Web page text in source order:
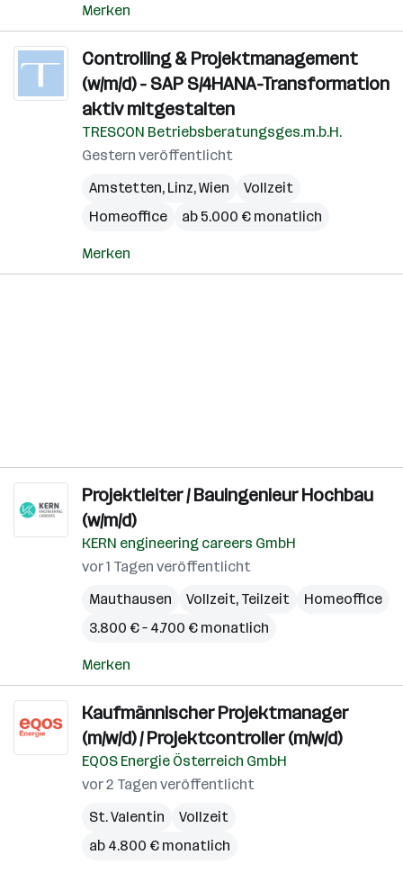
Merken
Controlling & Projektmanagement
(w/m/d) - SAP S/4HANA-Transformation
aktiv mitgestalten
TRESCON Betriebsberatungsges.m.b.H.
Gestern veröffentlicht
Amstetten, Linz,Wien
Vollzeit
Homeoffice
ab 5.000 € monatlich
Merken
Projektleiter / Bauingenieur Hochbau
(w/m/d)
KERN engineering careers GmbH
vor 1 Tagen veröffentlicht
Mauthausen
Vollzeit, Teilzeit
Homeoffice
3.800 € – 4.700 € monatlich
Merken
Kaufmännischer Projektmanager
(m/w/d) / Projektcontroller (m/w/d)
EQOS Energie Österreich GmbH
vor 2 Tagen veröffentlicht
St. Valentin
Vollzeit
ab 4.800 € monatlich